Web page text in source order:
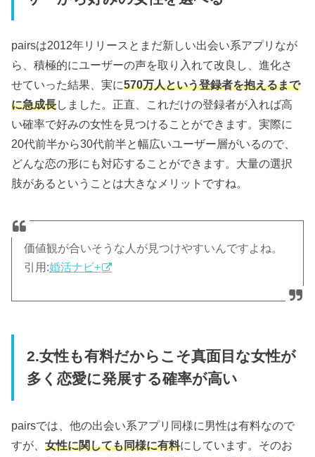
pairsは2012年リリースとまだ新しい出会い系アプリなが
ら、積極的にユーザーの声を取り入れて改良し、進化さ
せていった結果、実に570万人という登録者を抱えるまで
に急成長しました。正直、これだけの登録者が入れば高
い確率で好みの女性を見つけることができます。実際に
20代前半から30代前半と幅広いユーザー層がいるので、
どんな恋の形にも対応することができます。大量の選択
肢があるということは大きなメリットですね。
価値観が合いそうな人が見つけやすいんですよね。
引用:婚活ナビ+
2.女性も有料だからこそ真面目な女性が
多く恋愛に発展する確率が高い
pairsでは、他の出会い系アプリ同様に男性は有料なので
すが、女性に関しても同様に有料にしています。そのお